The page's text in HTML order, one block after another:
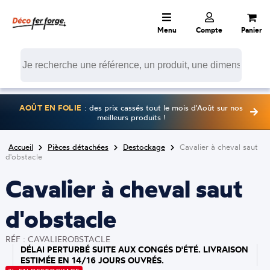
Menu Compte Panier
AOÛT EN FOLIE : des prix cassés tout le mois d'Août sur nos
meilleurs produits !
Accueil Pièces détachées Destockage
Cavalier à cheval saut
d'obstacle
Cavalier à cheval saut
d'obstacle
RÉF : CAVALIEROBSTACLE
DÉLAI PERTURBÉ SUITE AUX CONGÉS D'ÉTÉ. LIVRAISON
ESTIMÉE EN 14/16 JOURS OUVRÉS.